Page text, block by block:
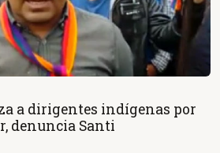
a dirigentes indígenas por
denuncia Santi